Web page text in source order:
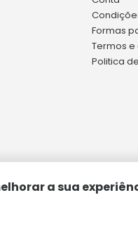
a sua
Formas
Termos
Politica